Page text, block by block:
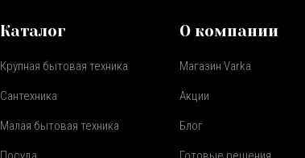
Каталог
Крупная бытовая техника
Сантехника
Малая бытовая техника
О компании
Магазин Varka
Акции
Блог